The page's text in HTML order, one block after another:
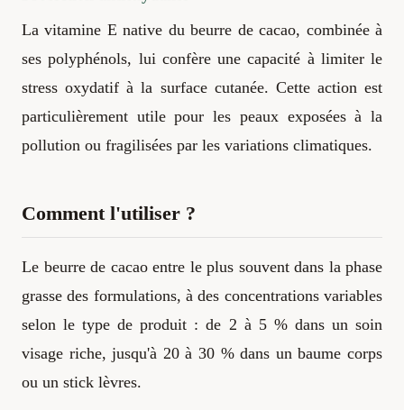
La vitamine E native du beurre de cacao, combinée à
ses polyphénols, lui confère une capacité à limiter le
stress oxydatif à la surface cutanée. Cette action est
particulièrement utile pour les peaux exposées à la
pollution ou fragilisées par les variations climatiques.
Comment l'utiliser ?
Le beurre de cacao entre le plus souvent dans la phase
grasse des formulations, à des concentrations variables
selon le type de produit : de 2 à 5 % dans un soin
visage riche, jusqu'à 20 à 30 % dans un baume corps
ou un stick lèvres.